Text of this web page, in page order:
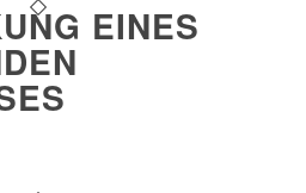
EINES